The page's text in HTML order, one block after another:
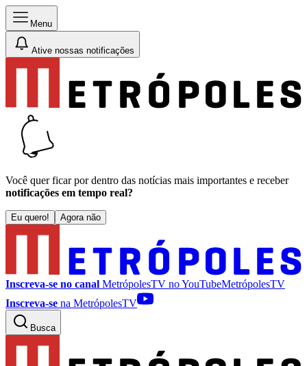
Menu
Ative nossas notificações
Você quer ficar por dentro das notícias mais importantes e receber
notificações em tempo real?
Eu quero! Agora não
Inscreva-se no canal MetrópolesTV noYouTubeMetrópolesTV
Inscreva-se na MetrópolesTV
Busca